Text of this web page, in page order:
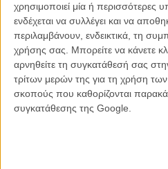
χρησιμοποιεί μία ή περισσότερες
ενδέχεται να συλλέγει και να
περιλαμβάνουν, ενδεικτικά, τη
χρήσης σας. Μπορείτε να κάνετε
αρνηθείτε τη συγκατάθεσή σας
τρίτων μερών της για τη χρήση
σκοπούς που καθορίζονται
συγκατάθεσης της Google.
Οσο για το «Μegalomania», το φιλμ
ο Κλόους θα συνεργαζόταν με τον
μετά από κακή εκτίμηση του
επειδή ο Γκοντρί σπατάλησε χρόνο
«Νομίζαμε και οι δύο πως επειδή θα
εύκολο να γίνει, αλλά το budget για
υψηλότερο. Και φυσικά μας έφαγε
Γαμώ το "Green Hornet"»